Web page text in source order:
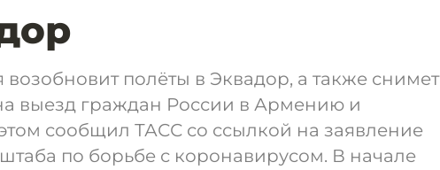
возобновит полёты в Эквадор, а также снимет
выезд граждан России в Армению и
сообщил ТАСС со ссылкой на заявление
по борьбе с коронавирусом. В начале